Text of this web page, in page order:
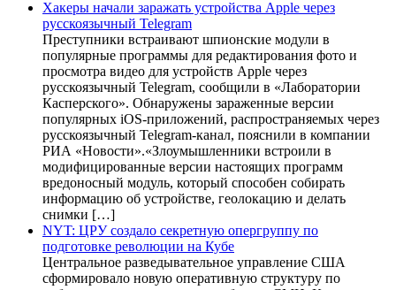
Хакеры начали заражать устройства Apple через
русскоязычный Telegram
Преступники встраивают шпионские модули в
популярные программы для редактирования фото и
просмотра видео для устройств Apple через
русскоязычный Telegram, сообщили в «Лаборатории
Касперского». Обнаружены зараженные версии
популярных iOS-приложений, распространяемых через
русскоязычный Telegram-канал, пояснили в компании
РИА «Новости».«Злоумышленники встроили в
модифицированные версии настоящих программ
вредоносный модуль, который способен собирать
информацию об устройстве, геолокацию и делать
снимки […]
NYT: ЦРУ создало секретную опергруппу по
подготовке революции на Кубе
Центральное разведывательное управление США
сформировало новую оперативную структуру по